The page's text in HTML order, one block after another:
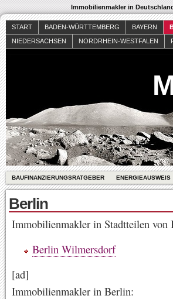
Immobilienmakler in
START BADEN-WÜRTTEMBERG BAYERN
NIEDERSACHSEN
NORDRHEIN-WESTFALEN
BAUFINANZIERUNGSRATGEBER ENERGIEAUSWEIS
Berlin
Immobilienmakler in Stadtteilen von
Berlin Wilmersdorf
[ad]
Immobilienmakler in Berlin: